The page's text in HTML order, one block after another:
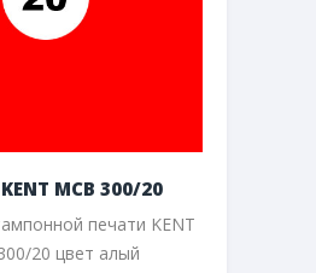
MCB 300/20
печати KENT
20 цвет алый